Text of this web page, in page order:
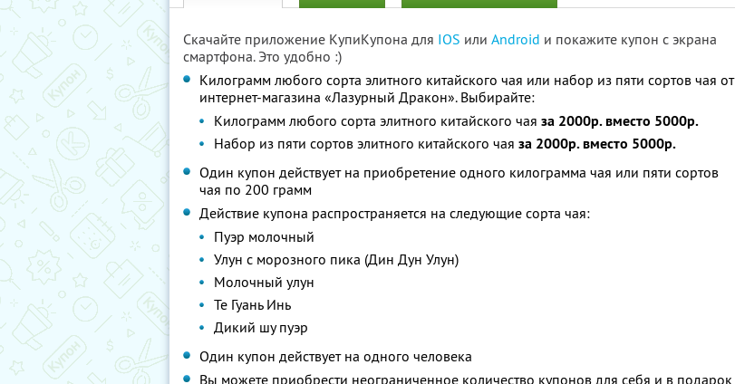
Скачайте приложение КупиКупона для IOS или Android и покажите купон с экрана
смартфона. Это удобно :)
Килограмм любого сорта элитного китайского чая или набор из пяти сортов чая от
интернет-магазина «Лазурный Дракон». Выбирайте:
Килограмм любого сорта элитного китайского чая за 2000р. вместо 5000р.
Набор из пяти сортов элитного китайского чая за 2000р. вместо 5000р.
Один купон действует на приобретение одного килограмма чая или пяти сортов
чая по 200 грамм
Действие купона распространяется на следующие сорта чая:
Пуэр молочный
Улун с морозного пика (Дин Дун Улун)
Молочный улун
Те Гуань Инь
Дикий шу пуэр
Один купон действует на одного человека
Вы можете приобрести неограниченное количество купонов для себя и в подарок